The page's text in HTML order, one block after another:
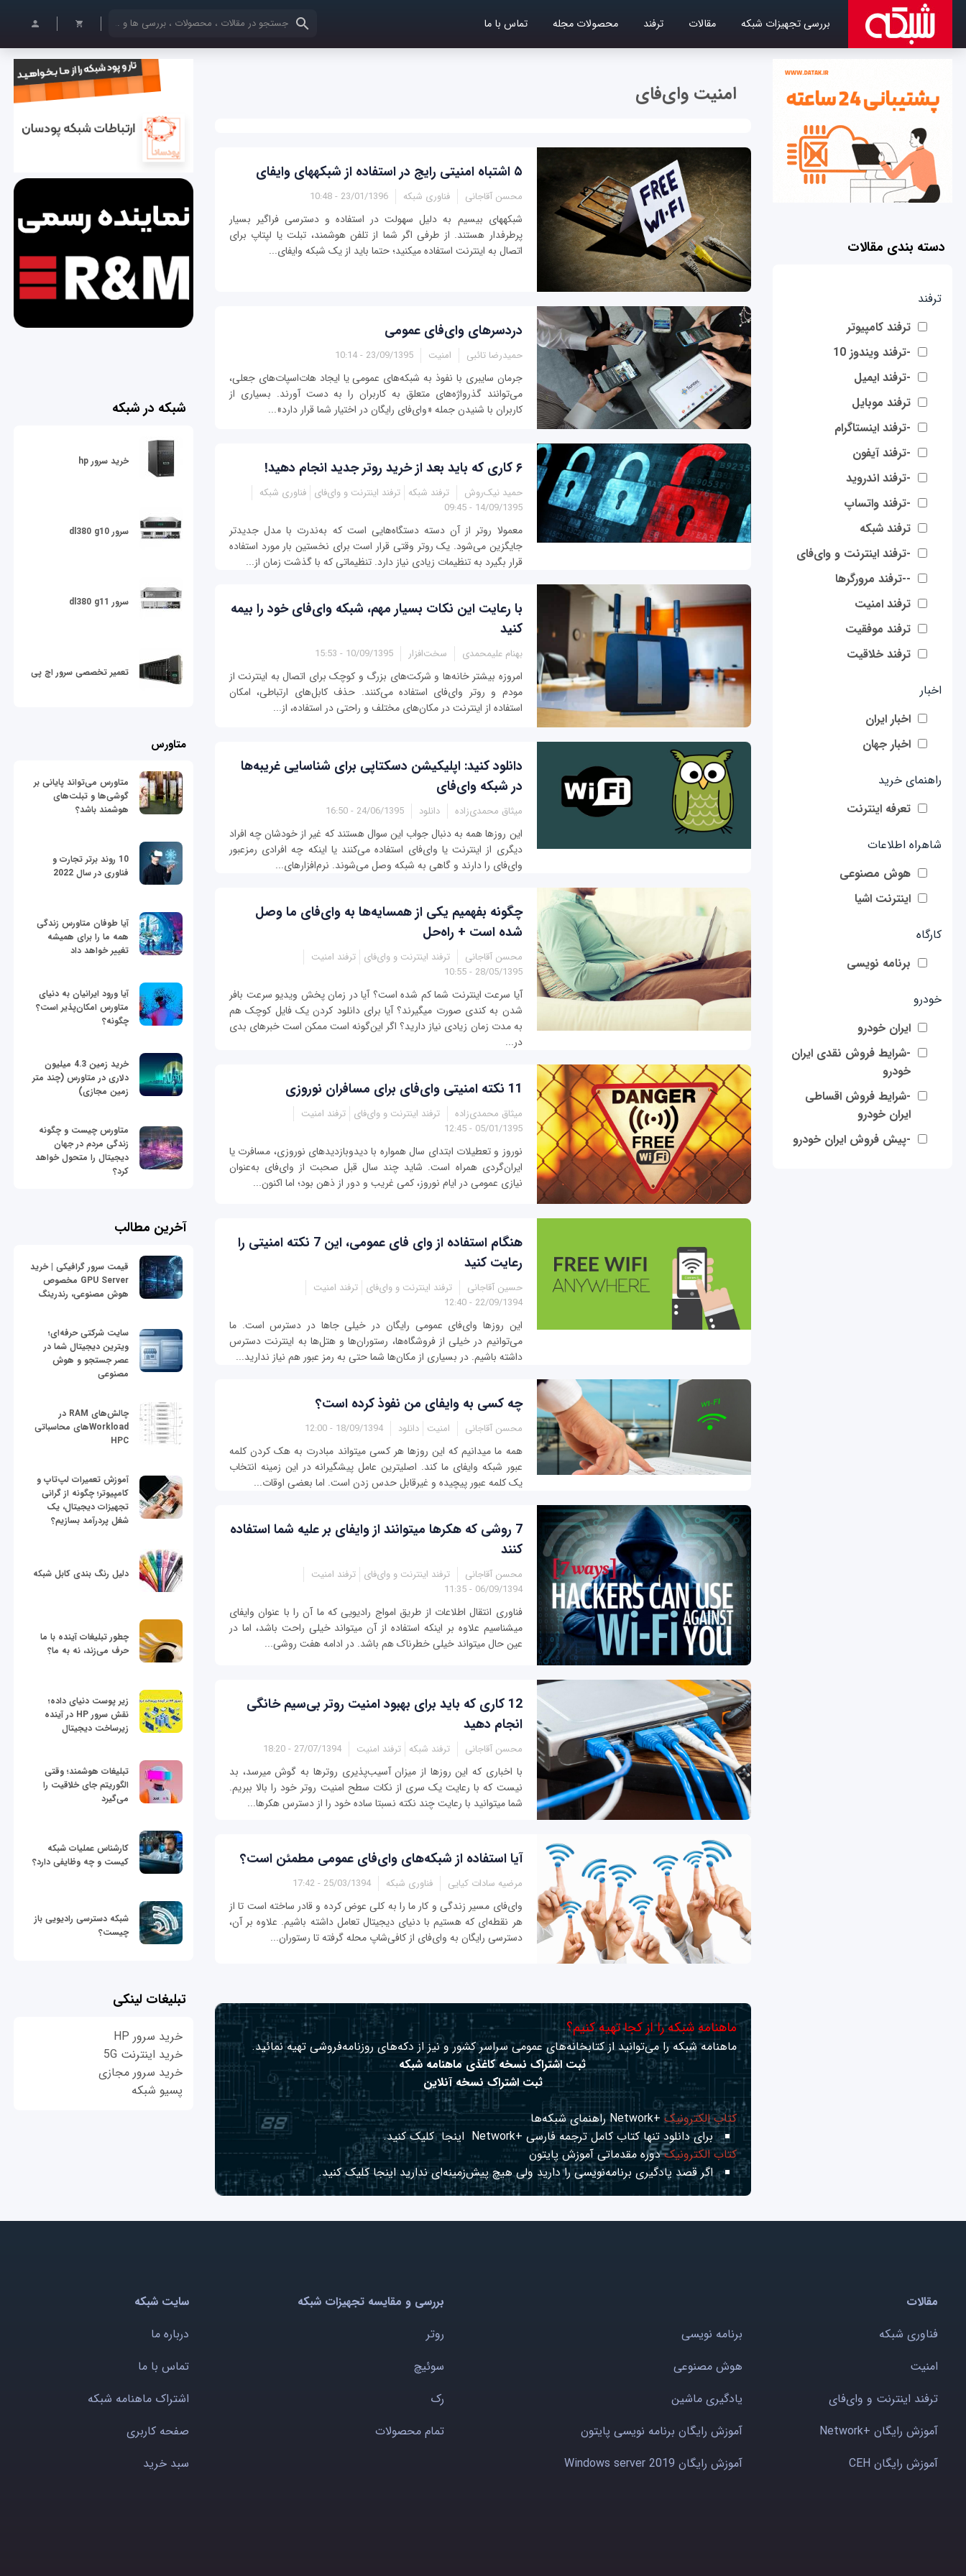
بررسی تجهیزات شبکه مقالات ترفند محصولات مجله تماس با ما کلمات کلیدی خود را وارد کنید
دسته بندی مقالات
ترفند
ترفند کامپیوتر
-ترفند ویندوز 10
-ترفند ایمیل
ترفند موبایل
-ترفند اینستاگرام
-ترفند آیفون
-ترفند اندروید
-ترفند واتساپ
ترفند شبکه
-ترفند اینترنت و وای‌فای
--ترفند مرورگرها
ترفند امنیت
ترفند موفقیت
ترفند خلاقیت
اخبار
اخبار ایران
اخبار جهان
راهنمای خرید
تعرفه اینترنت
شاهراه اطلاعات
هوش مصنوعی
اینترنت اشیا
کارگاه
برنامه نویسی
خودرو
ایران خودرو
-شرایط فروش نقدی ایران
خودرو
-شرایط فروش اقساطی
ایران خودرو
-پیش فروش ایران خودرو
امنیت وای‌فای
۵ اشتباه امنیتی رایج در استفاده از شبکه‎های وای‎فای
محسن آقاجانی فناوری شبکه 23/01/1396 - 10:48
شبکه‎های بی‎سیم به دلیل سهولت در استفاده و دسترسی فراگير بسیار
پرطرفدار هستند. از طرفی اگر شما از تلفن هوشمند، تبلت یا لپ‎تاپ برای
اتصال به اینترنت استفاده می‎کنید؛ حتما باید از یک شبکه وای‎فای...
دردسرهای وای‌فای عمومی
حمیدرضا تائبی امنیت 23/09/1395 - 10:14
جرمان سایبری با نفوذ به شبکه‌های عمومی یا ایجاد هات‌اسپات‌های جعلی،
می‌توانند گذرواژه‌های متعلق به کاربران را به دست آورند. بسیاری از
کاربران با شنیدن جمله «وای‌فای رایگان در اختیار شما قرار دارد»...
۶ کاری که باید بعد از خرید روتر جدید انجام دهید!
حمید نیک‌روش ترفند شبکه ترفند اینترنت و وای‌فای فناوری شبکه
14/09/1395 - 09:45
معمولا روتر از آن دسته دستگاه‌هایی است که به‌ندرت با مدل جدیدتر
جایگزین می‌شود. یک روتر وقتی قرار است برای نخستین بار مورد استفاده
قرار بگیرد به تنظیمات زیادی نیاز دارد. تنظیماتی که با گذشت زمان از...
با رعایت این نکات بسیار مهم، شبکه‌ وای‌فای خود را بیمه
کنید
بهنام علیمحمدی سخت‌افزار 10/09/1395 - 15:53
امروزه بیشتر خانه‌ها و شرکت‌‌های بزرگ و کوچک برای اتصال به اینترنت از
مودم و روتر وای‌فای استفاده می‌کنند. حذف کابل‌های ارتباطی، امکان
استفاده از اینترنت در مکان‌های مختلف و راحتی در استفاده، از...
دانلود کنید: اپلیکیشن دسکتاپی برای شناسایی غریبه‌ها
در شبکه وای‌فای
میثاق محمدی‌زاده دانلود 24/06/1395 - 16:50
این روزها همه به دنبال جواب این سوال هستند که غیر از خودشان چه افراد
دیگری از اینترنت یا وای‌فای استفاده می‌کنند یا اینکه چه افرادی رمزعبور
وای‌فای را دارند و گاهی به شبکه وصل می‌شوند. نرم‌افزارهای...
چگونه بفهمیم یکی از همسایه‌ها به وای‌فای ما وصل
شده است + راه‌حل
محسن آقاجانی ترفند اینترنت و وای‌فای ترفند امنیت
28/05/1395 - 10:55
آیا سرعت اینترنت شما کم شده است؟ آیا در زمان پخش ویدیو سرعت بافر
شدن به کندی صورت می‎گیرند؟ آیا برای دانلود کردن یک فایل کوچک هم
به مدت زمان زیادی نیاز دارید؟ اگر این‌گونه است ممکن است خبرهای بدی
در...
11 نکته امنیتی وای‌فای برای مسافران نوروزی
میثاق محمدی‌زاده ترفند اینترنت و وای‌فای ترفند امنیت
05/01/1395 - 12:45
نوروز و تعطیلات ابتدای سال همواره با دیدوبازدیدهای نوروزی، مسافرت یا
ایران‌گردی همراه است. شاید چند سال قبل صحبت از وای‌فای به‌عنوان
نیازی عمومی در ایام نوروز، کمی غریب و دور از ذهن بود؛ اما اکنون...
هنگام استفاده از وای فای عمومی، این 7 نکته امنیتی را
رعایت کنید
حسین آقاجانی ترفند اینترنت و وای‌فای ترفند امنیت
22/09/1394 - 12:40
این روزها وای‌فای عمومی رایگان در خیلی جاها در دسترس است. ما
می‌توانیم در خیلی از فروشگاه‌ها، رستوران‌ها و هتل‌ها به اینترنت دسترس
داشته باشیم. در بسیاری از مکان‌ها شما حتی به رمز عبور هم نیاز ندارید...
چه کسی به وای‎فای من نفوذ کرده است؟
محسن آقاجانی امنیت دانلود 18/09/1394 - 12:00
همه ما می‎دانیم که این روزها هر کسی می‎تواند مبادرت به هک کردن کلمه
عبور شبکه وای‎فای ما کند. اصلی‎ترین عامل پیشگیرانه در این زمینه انتخاب
یک کلمه عبور پیچیده و غیرقابل حدس زدن است. اما بعضی اوقات...
7 روشی که هکرها می‎‎توانند از وای‎فای بر عليه شما استفاده
کنند
محسن آقاجانی ترفند اینترنت و وای‌فای ترفند امنیت
06/09/1394 - 11:35
فناوری انتقال اطلاعات از طریق امواج رادیویی که ما آن را با عنوان وای‎فای
می‎شناسیم علاوه بر اینکه استفاده از آن می‎تواند خیلی راحت باشد، اما در
عين حال می‎تواند خیلی خطرناک هم باشد. در ادامه هفت روشی...
12 کاری که باید برای بهبود امنیت روتر بی‌سیم خانگی
انجام دهید
محسن آقاجانی ترفند شبکه ترفند امنیت 27/07/1394 - 18:20
با اخباری که این روزها از میزان آسيب‌پذیری روترها به گوش می‎رسد، بد
نیست که با رعایت یک سری از نکات سطح امنیت روتر خود را بالا ببریم.
شما می‎توانید با رعایت چند نکته نسبتا ساده خود را از دسترس هکرها...
آیا استفاده از شبکه‌های وای‌فای عمومی مطمئن است؟
مرضیه سادات کیایی فناوری شبکه 25/03/1394 - 17:42
وای‌فای مسیر زندگی و کار ما را به‌ کلی عوض کرده و قادر ساخته است تا از
هر نقطه‌ای که هستیم با دنیای دیجیتال تعامل داشته باشیم. علاوه بر آن،
دسترسی رایگان به وای‌فای از کافی‌شاپ محله گرفته تا رستوران‌...
ماهنامه شبکه را از کجا تهیه کنیم؟
ماهنامه شبکه را می‌توانید از کتابخانه‌های عمومی سراسر کشور و نیز از دکه‌های روزنامه‌فروشی تهیه نمائید.
ثبت اشتراک نسخه کاغذی ماهنامه شبکه
ثبت اشتراک نسخه آنلاین
کتاب الکترونیک +Network راهنمای شبکه‌ها
برای دانلود تنها کتاب کامل ترجمه فارسی +Network
اینجا کلیک کنید.
کتاب الکترونیکدوره مقدماتی آموزش پایتون
اگر قصد یادگیری برنامه‌نویسی را دارید ولی هیچ پیش‌زمینه‌ای نداریداینجا کلیک کنید.
شبکه در شبکه
خرید سرور hp
سرور dl380 g10
سرور dl380 g11
تعمیر تخصصی سرور اچ پی
متاورس
متاورس می‌تواند پایانی بر
گوشی‌ها و تبلت‌های
هوشمند باشد؟
10 روند برتر تجارت و
فناوری در سال 2022
آیا طوفان متاورس زندگی
همه ما را برای همیشه
تغییر خواهد داد
آیا ورود ایرانیان به دنیای
متاورس امکان‌پذیر است؟
چگونه؟
خرید زمین 4.3 میلیون
دلاری در متاورس (چند متر
زمین مجازی)
متاورس چیست و چگونه
زندگی مردم در جهان
دیجیتال را متحول خواهد
کرد؟
آخرین مطالب
قیمت سرور گرافیکی | خرید
GPU Server مخصوص
هوش مصنوعی، رندرینگ
سایت شرکتی حرفه‌ای؛
ویترین دیجیتال شما در
عصر جستجو و هوش
مصنوعی
چالش‌های RAM در
Workloadهای محاسباتی
HPC
آموزش تعمیرات لپ‌تاپ و
کامپیوتر؛ چگونه از گرانی
تجهیزات دیجیتال، یک
شغل پردرآمد بسازیم؟
دلیل رنگ بندی کابل شبکه
چطور تبلیغات آینده با ما
حرف می‌زند، نه به ما؟
زیر پوست دنیای داده؛
نقش سرور HP در آینده
زیرساخت دیجیتال
تبلیغات هوشمند؛ وقتی
الگوریتم جای خلاقیت را
می‌گیرد
کارشناس عملیات شبکه
کیست و چه وظایفی دارد؟
شبکه دسترسی رادیویی باز
چیست؟
تبلیغات لینکی
خرید سرور HP
خرید اینترنت 5G
خرید سرور مجازی
پسیو شبکه
مقالات
فناوری شبکه
برنامه نویسی
امنیت
هوش مصنوعی
ترفند اینترنت و وای‌فای
یادگیری ماشین
آموزش رایگان +Network
آموزش رایگان برنامه نویسی پایتون
آموزش رایگان CEH
آموزش رایگان Windows server 2019
بررسی و مقایسه تجهیزات شبکه
روتر
سوئیچ
رک
تمام محصولات
سایت شبکه
درباره ما
تماس با ما
اشتراک ماهنامه شبکه
صفحه کاربری
سبد خرید